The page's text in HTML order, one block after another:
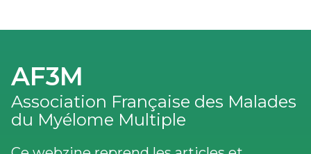
AF3M
Association Française des Malades
du Myélome Multiple